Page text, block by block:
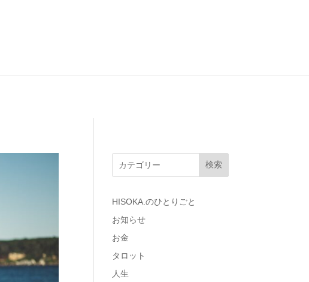
検索
HISOKA.のひとりごと
お知らせ
お金
タロット
人生